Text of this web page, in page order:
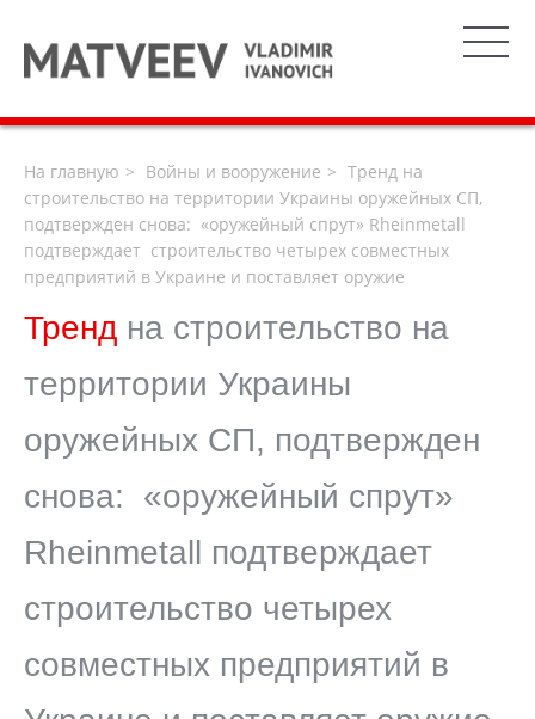
На главную Войны и вооружение
Тренд на
строительство на территории Украины оружейных СП,
подтвержден снова: «оружейный спрут» Rheinmetall
подтверждает строительство четырех совместных
предприятий в Украине и поставляет оружие
Тренд на строительство на
территории Украины
оружейных СП, подтвержден
снова: «оружейный спрут»
Rheinmetall подтверждает
строительство четырех
совместных предприятий в